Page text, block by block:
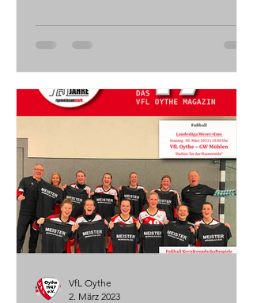
VfL Oythe
2. März 2023